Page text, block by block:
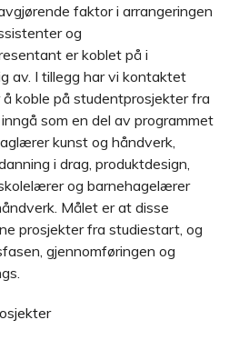
faktor i arrangeringen
og
er koblet på i
av. I tillegg har vi kontaktet
koble på studentprosjekter fra
som en del av programmet
kunst og håndverk,
i drag, produktdesign,
og barnehagelærer
Målet er at disse
prosjekter fra studiestart, og
gjennomføringen og